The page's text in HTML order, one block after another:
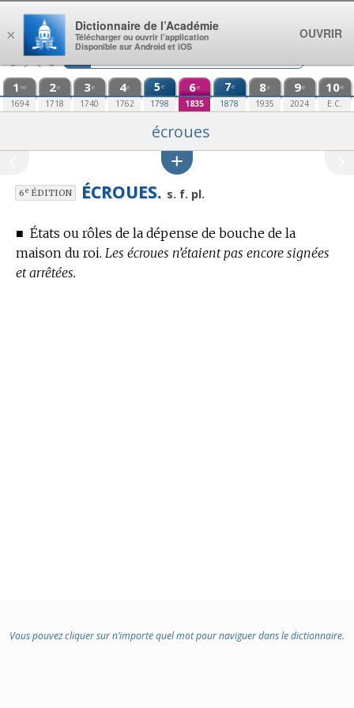
Aller au contenu
1 re
1694
2e
1718
3e
1740
4e
1762
5e
1798
6e
1835
7e
1878
8e
1935
9e
2024
10e
E.C.
écroues
6eÉDITION ÉCROUES. s. f. pl.
■ États ou rôles de la dépense de bouche de la
maison du roi. Les écroues n’étaient pas encore signées
et arrêtées.
Vous pouvez cliquer sur n’importe quel mot pour naviguer dans le dictionnaire.
×
Dictionnaire de l’Académie
Télécharger ou ouvrir l’application
Disponible sur Android et iOS
OUVRIR